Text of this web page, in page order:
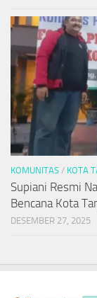
KOMUNITAS / KOTA
Supiani Resmi
Bencana Kota
DESEMBER 27, 2025